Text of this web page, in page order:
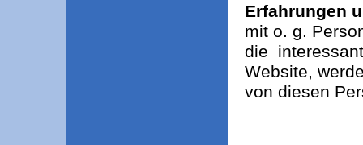
Erfahrungen
mit o. g.
die
Website,
von diesen